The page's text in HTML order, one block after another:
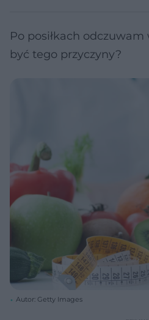
Po posiłkach
być tego przyczyny?
Autor: Getty Images